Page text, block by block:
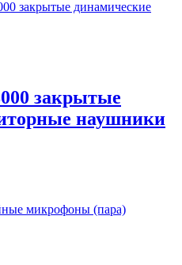
закрытые
наушники